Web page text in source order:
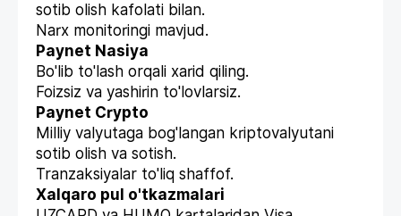
sotib olish kafolati bilan.
Narx monitoringi mavjud.
Paynet Nasiya
Bo'lib to'lash orqali xarid qiling.
Foizsiz va yashirin to'lovlarsiz.
Paynet Crypto
Milliy valyutaga bog'langan kriptovalyutani
sotib olish va sotish.
Tranzaksiyalar to'liq shaffof.
Xalqaro pul o'tkazmalari